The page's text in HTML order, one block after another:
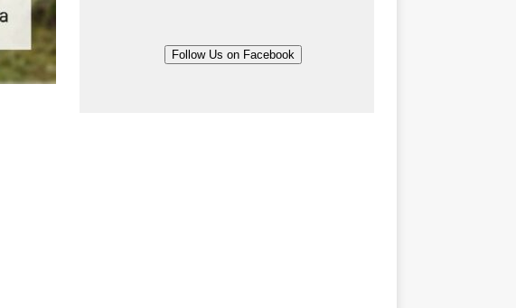
Follow Us on Facebook